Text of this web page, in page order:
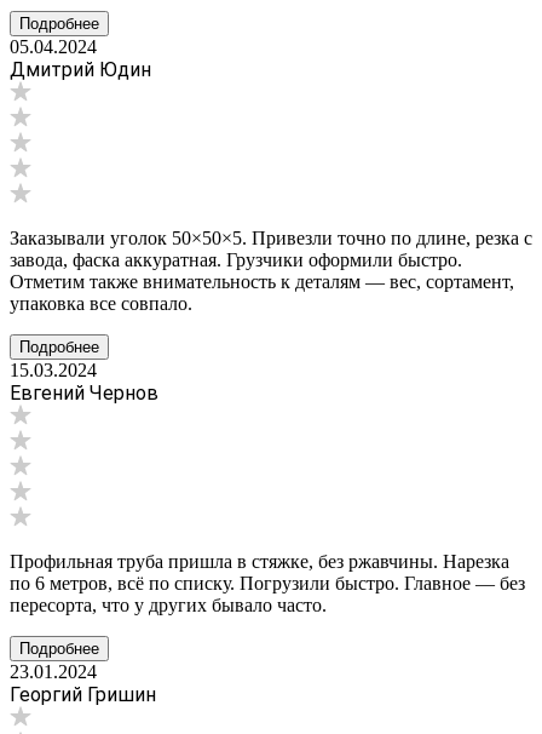
Подробнее
05.04.2024
Дмитрий Юдин
Заказывали уголок 50×50×5. Привезли точно по длине, резка с
завода, фаска аккуратная. Грузчики оформили быстро.
Отметим также внимательность к деталям — вес, сортамент,
упаковка все совпало.
Подробнее
15.03.2024
Евгений Чернов
Профильная труба пришла в стяжке, без ржавчины. Нарезка
по 6 метров, всё по списку. Погрузили быстро. Главное — без
пересорта, что у других бывало часто.
Подробнее
23.01.2024
Георгий Гришин